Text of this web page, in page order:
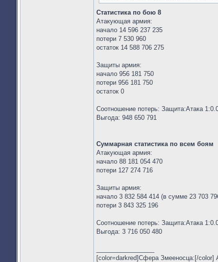
Статистика по бою 8
Атакующая армия:
начало 14 596 237 235
потери 7 530 960
остаток 14 588 706 275
Защиты армия:
начало 956 181 750
потери 956 181 750
остаток 0
Соотношение потерь: Защита:Атака
Выгода: 948 650 791
Суммарная статистика по всем боям
Атакующая армия:
начало 88 181 054 470
потери 127 274 716
Защиты армия:
начало 3 832 584 414 (в сумме 23 703
потери 3 843 325 196
Соотношение потерь: Защита:Атака
Выгода: 3 716 050 480
[color=darkred]Сфера Змееносца:[/color]